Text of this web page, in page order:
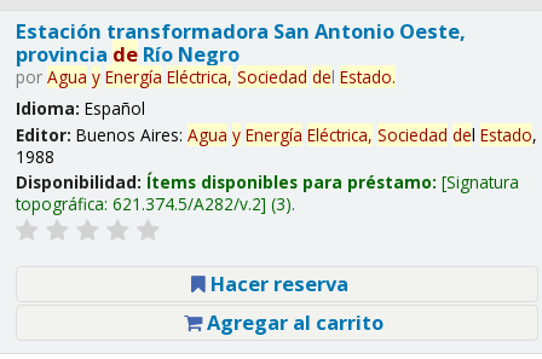
Estación transformadora San Antonio Oeste,
provincia deRío Negro
por Agua y Energía Eléctrica, Sociedad del Estado.
Idioma: Español
Editor: Buenos Aires: Agua y Energía Eléctrica, Sociedad del Estado,
1988
Disponibilidad: Ítems disponibles para préstamo: Signatura
topográfica: 621.374.5/A282/v.2 (3).
Hacer reserva
Agregar al carrito